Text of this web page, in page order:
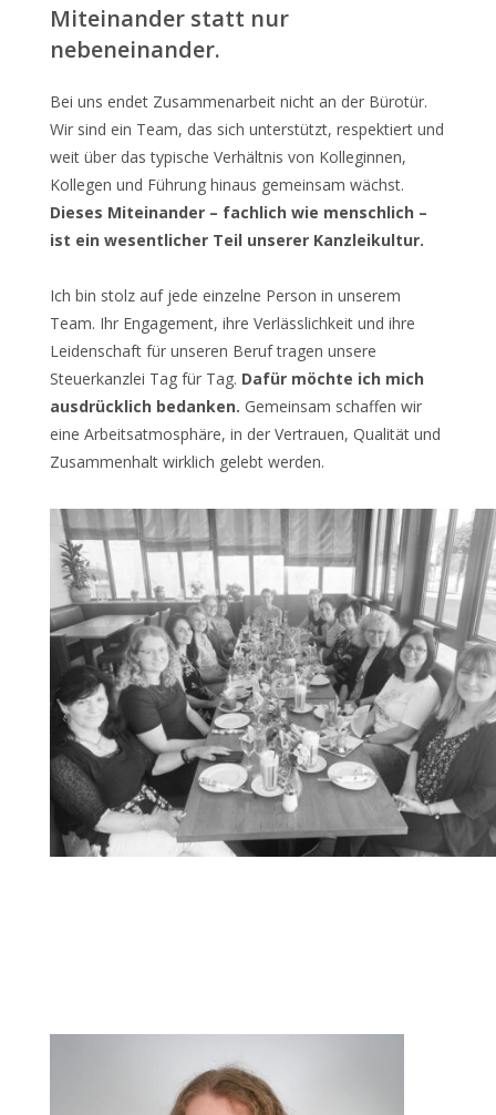
Miteinander statt nur
nebeneinander.
Bei uns endet Zusammenarbeit nicht an der Bürotür.
Wir sind ein Team, das sich unterstützt, respektiert und
weit über das typische Verhältnis von Kolleginnen,
Kollegen und Führung hinaus gemeinsam wächst.
Dieses Miteinander – fachlich wie menschlich –
ist ein wesentlicher Teil unserer Kanzleikultur.
Ich bin stolz auf jede einzelne Person in unserem
Team. Ihr Engagement, ihre Verlässlichkeit und ihre
Leidenschaft für unseren Beruf tragen unsere
Steuerkanzlei Tag für Tag. Dafür möchte ich mich
ausdrücklich bedanken. Gemeinsam schaffen wir
eine Arbeitsatmosphäre, in der Vertrauen, Qualität und
Zusammenhalt wirklich gelebt werden.